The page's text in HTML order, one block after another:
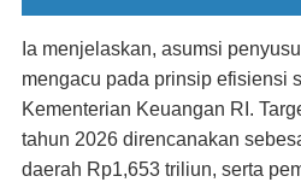
Ia menjelaskan, asumsi
mengacu pada prinsip efisiensi
Kementerian Keuangan RI.
tahun 2026 direncanakan
daerah Rp1,653 triliun, serta